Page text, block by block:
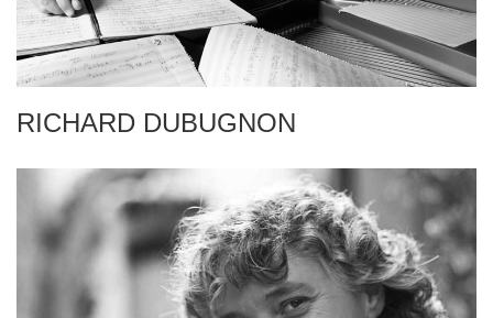
RICHARD DUBUGNON